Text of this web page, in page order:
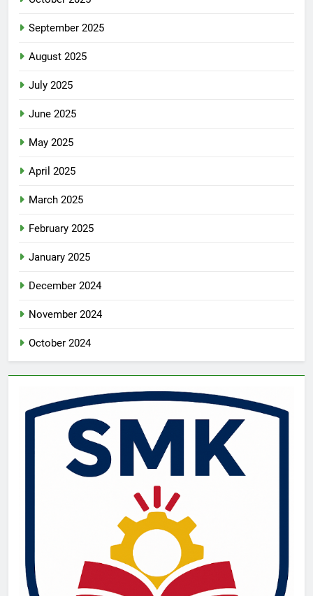
September 2025
August 2025
July 2025
June 2025
May 2025
April 2025
March 2025
February 2025
January 2025
December 2024
November 2024
October 2024